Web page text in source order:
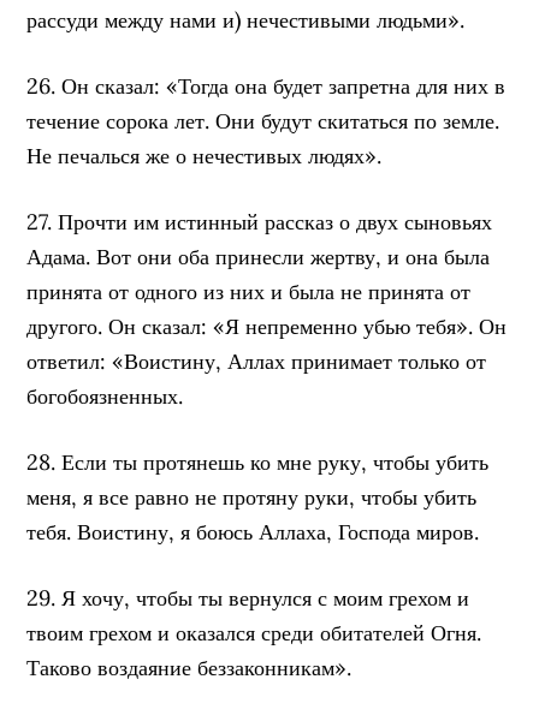
рассуди между нами и) нечестивыми людьми».
26. Он сказал: «Тогда она будет запретна для них в
течение сорока лет. Они будут скитаться по земле.
Не печалься же о нечестивых людях».
27. Прочти им истинный рассказ о двух сыновьях
Адама. Вот они оба принесли жертву, и она была
принята от одного из них и была не принята от
другого. Он сказал: «Я непременно убью тебя». Он
ответил: «Воистину, Аллах принимает только от
богобоязненных.
28. Если ты протянешь ко мне руку, чтобы убить
меня, я все равно не протяну руки, чтобы убить
тебя. Воистину, я боюсь Аллаха, Господа миров.
29. Я хочу, чтобы ты вернулся с моим грехом и
твоим грехом и оказался среди обитателей Огня.
Таково воздаяние беззаконникам».